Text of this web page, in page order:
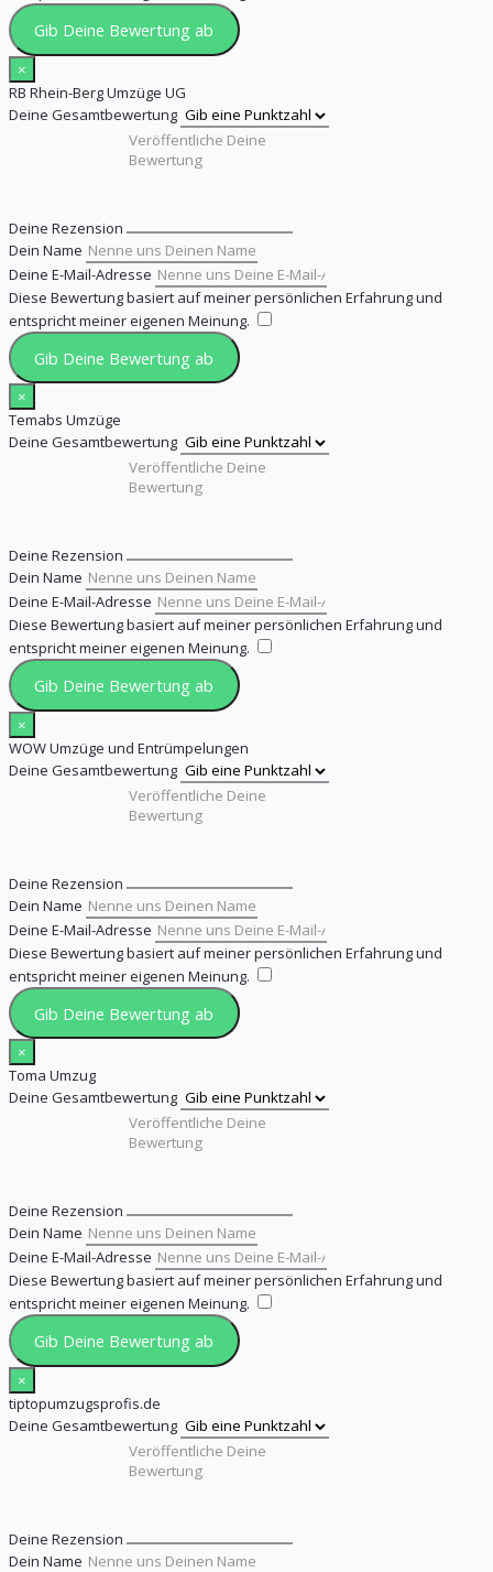
Gib Deine Bewertung ab
×
RB Rhein-Berg Umzüge UG
Deine Gesamtbewertung
Deine Rezension
Dein Name
Deine E-Mail-Adresse
Diese Bewertung basiert auf meiner persönlichen Erfahrung und
entspricht meiner eigenen Meinung.
Gib Deine Bewertung ab
×
Temabs Umzüge
Deine Gesamtbewertung
Deine Rezension
Dein Name
Deine E-Mail-Adresse
Diese Bewertung basiert auf meiner persönlichen Erfahrung und
entspricht meiner eigenen Meinung.
Gib Deine Bewertung ab
×
WOW Umzüge und Entrümpelungen
Deine Gesamtbewertung
Deine Rezension
Dein Name
Deine E-Mail-Adresse
Diese Bewertung basiert auf meiner persönlichen Erfahrung und
entspricht meiner eigenen Meinung.
Gib Deine Bewertung ab
×
Toma Umzug
Deine Gesamtbewertung
Deine Rezension
Dein Name
Deine E-Mail-Adresse
Diese Bewertung basiert auf meiner persönlichen Erfahrung und
entspricht meiner eigenen Meinung.
Gib Deine Bewertung ab
×
tiptopumzugsprofis.de
Deine Gesamtbewertung
Deine Rezension
Dein Name